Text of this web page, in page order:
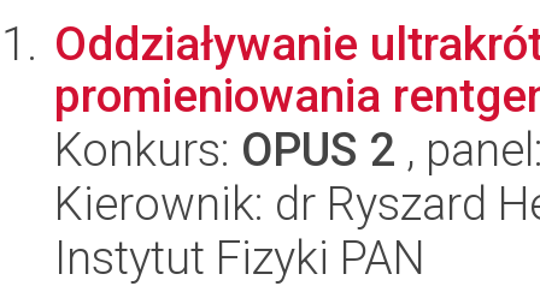
Oddziaływanie
promieniowania
Konkurs: OPUS 2 ,
Kierownik: dr Ryszard
Instytut Fizyki PAN